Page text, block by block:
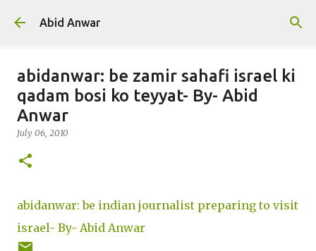
Abid Anwar
abidanwar: be zamir sahafi israel ki
qadam bosi ko teyyat- By- Abid
Anwar
July 06, 2010
abidanwar: be indian journalist preparing to visit
israel- By- Abid Anwar